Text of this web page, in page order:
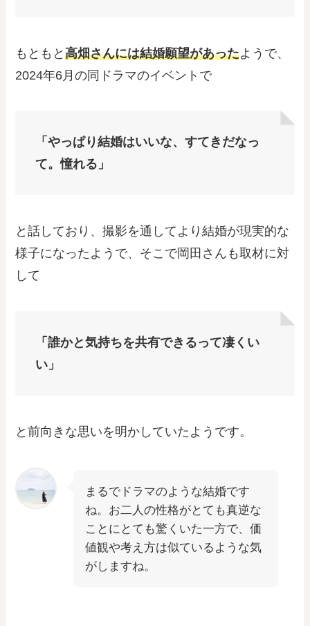
もともと高畑さんには結婚願望があったようで、
2024年6月の同ドラマのイベントで
「やっぱり結婚はいいな、すてきだなっ
て。憧れる」
と話しており、撮影を通してより結婚が現実的な
様子になったようで、そこで岡田さんも取材に対
して
「誰かと気持ちを共有できるって凄くい
い」
と前向きな思いを明かしていたようです。
まるでドラマのような結婚です
ね。お二人の性格がとても真逆な
ことにとても驚くいた一方で、価
値観や考え方は似ているような気
がしますね。